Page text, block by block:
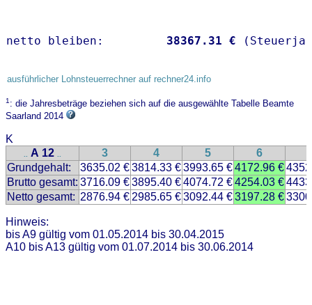
netto bleiben: 38367.31 €
ausführlicher Lohnsteuerrechner auf rechner24.info
1: die Jahresbeträge beziehen sich auf die ausgewählte Tabelle Beamte
Saarland 2014
K
.. A 12 .. 3 4 5 6
Grundgehalt:
3635.02 €3814.33 €3993.65 €4172.96 €
Brutto gesamt: 3716.09 €3895.40 €4074.72 €4254.03 €
Netto gesamt: 2876.94 € 2985.65 €3092.44 €3197.28 €
Hinweis:
bis A9 gültig vom 01.05.2014 bis 30.04.2015
A10 bis A13 gültig vom 01.07.2014 bis 30.06.2014